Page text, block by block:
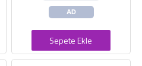
AD
Sepete Ekle